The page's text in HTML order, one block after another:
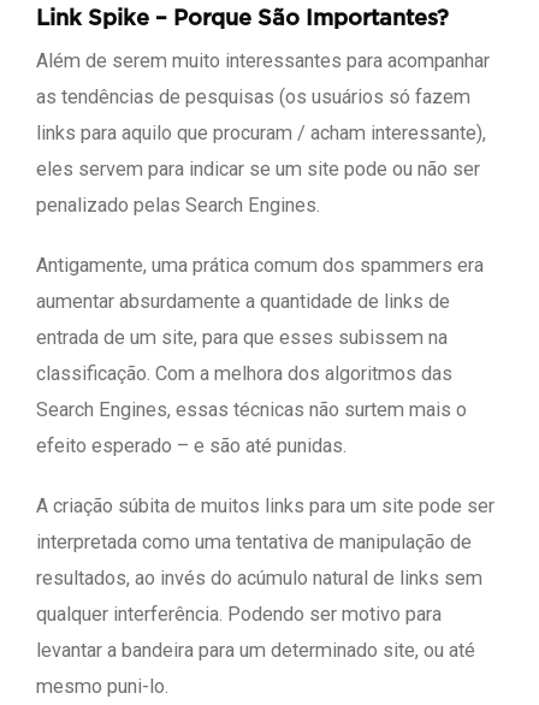
Link Spike – Porque São Importantes?
Além de serem muito interessantes para acompanhar
as tendências de pesquisas (os usuários só fazem
links para aquilo que procuram / acham interessante),
eles servem para indicar se um site pode ou não ser
penalizado pelas Search Engines.
Antigamente, uma prática comum dos spammers era
aumentar absurdamente a quantidade de links de
entrada de um site, para que esses subissem na
classificação. Com a melhora dos algoritmos das
Search Engines, essas técnicas não surtem mais o
efeito esperado – e são até punidas.
A criação súbita de muitos links para um site pode ser
interpretada como uma tentativa de manipulação de
resultados, ao invés do acúmulo natural de links sem
qualquer interferência. Podendo ser motivo para
levantar a bandeira para um determinado site, ou até
mesmo puni-lo.